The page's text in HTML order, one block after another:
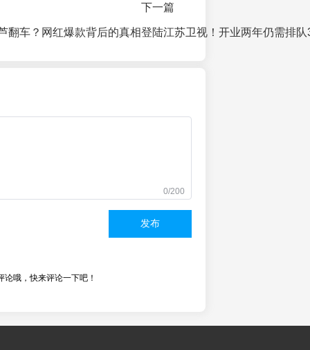
翻车？网红爆款背后的真相
下一篇
0/200
发布
论哦，快来评论一下吧！